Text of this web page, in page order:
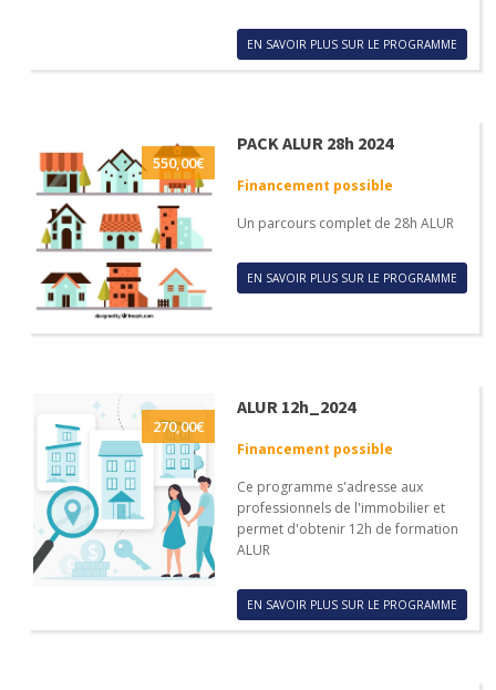
EN SAVOIR PLUS SUR LE PROGRAMME
550,00€
PACK ALUR 28h 2024
Financement possible
Un parcours complet de 28h ALUR
EN SAVOIR PLUS SUR LE PROGRAMME
270,00€
ALUR 12h_2024
Financement possible
Ce programme s'adresse aux
professionnels de l'immobilier et
permet d'obtenir 12h de formation
ALUR
EN SAVOIR PLUS SUR LE PROGRAMME